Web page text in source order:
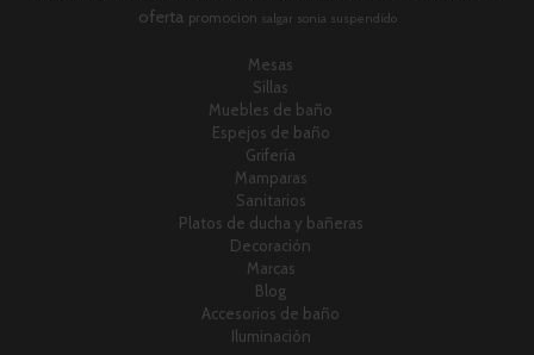
oferta promocion salgar sonia suspendido
Mesas
Sillas
Muebles de baño
Espejos de baño
Grifería
Mamparas
Sanitarios
Platos de ducha y bañeras
Decoración
Marcas
Blog
Accesorios de baño
Iluminación